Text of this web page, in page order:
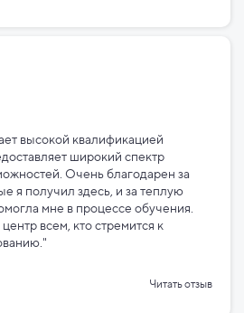
высокой квалификацией
широкий спектр
Очень благодарен за
я получил здесь, и за теплую
мне в процессе обучения.
всем, кто стремится к
Читать отзыв